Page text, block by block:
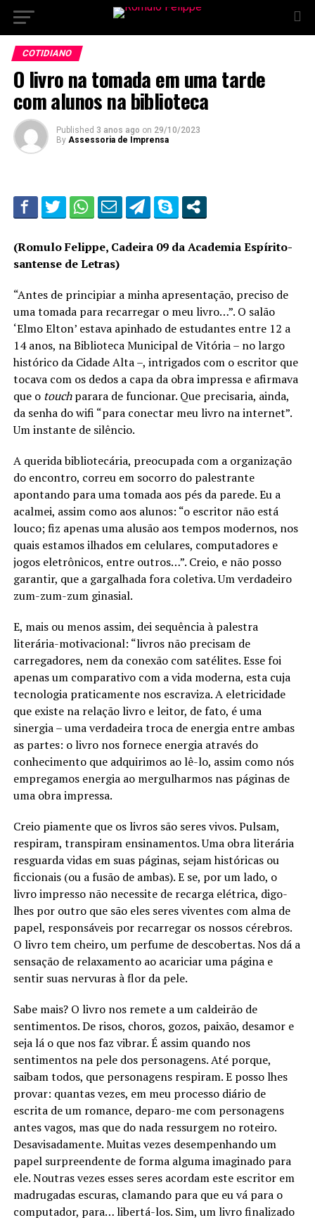
COTIDIANO
O livro na tomada em uma tarde
com alunos na biblioteca
Published 3 anos ago on 29/10/2023
By Assessoria de Imprensa
(Romulo Felippe, Cadeira 09 da Academia Espírito-
santense de Letras)
“Antes de principiar a minha apresentação, preciso de
uma tomada para recarregar o meu livro…”. O salão
‘Elmo Elton’ estava apinhado de estudantes entre 12 a
14 anos, na Biblioteca Municipal de Vitória – no largo
histórico da Cidade Alta –, intrigados com o escritor que
tocava com os dedos a capa da obra impressa e afirmava
que o touchparara de funcionar. Que precisaria, ainda,
da senha do wifi “para conectar meu livro na internet”.
Um instante de silêncio.
A querida bibliotecária, preocupada com a organização
do encontro, correu em socorro do palestrante
apontando para uma tomada aos pés da parede. Eu a
acalmei, assim como aos alunos: “o escritor não está
louco; fiz apenas uma alusão aos tempos modernos, nos
quais estamos ilhados em celulares, computadores e
jogos eletrônicos, entre outros…”. Creio, e não posso
garantir, que a gargalhada fora coletiva. Um verdadeiro
zum-zum-zum ginasial.
E, mais ou menos assim, dei sequência à palestra
literária-motivacional: “livros não precisam de
carregadores, nem da conexão com satélites. Esse foi
apenas um comparativo com a vida moderna, esta cuja
tecnologia praticamente nos escraviza. A eletricidade
que existe na relação livro e leitor, de fato, é uma
sinergia – uma verdadeira troca de energia entre ambas
as partes: o livro nos fornece energia através do
conhecimento que adquirimos ao lê-lo, assim como nós
empregamos energia ao mergulharmos nas páginas de
uma obra impressa.
Creio piamente que os livros são seres vivos. Pulsam,
respiram, transpiram ensinamentos. Uma obra literária
resguarda vidas em suas páginas, sejam históricas ou
ficcionais (ou a fusão de ambas). E se, por um lado, o
livro impresso não necessite de recarga elétrica, digo-
lhes por outro que são eles seres viventes com alma de
papel, responsáveis por recarregar os nossos cérebros.
O livro tem cheiro, um perfume de descobertas. Nos dá a
sensação de relaxamento ao acariciar uma página e
sentir suas nervuras à flor da pele.
Sabe mais? O livro nos remete a um caldeirão de
sentimentos. De risos, choros, gozos, paixão, desamor e
seja lá o que nos faz vibrar. É assim quando nos
sentimentos na pele dos personagens. Até porque,
saibam todos, que personagens respiram. E posso lhes
provar: quantas vezes, em meu processo diário de
escrita de um romance, deparo-me com personagens
antes vagos, mas que do nada ressurgem no roteiro.
Desavisadamente. Muitas vezes desempenhando um
papel surpreendente de forma alguma imaginado para
ele. Noutras vezes esses seres acordam este escritor em
madrugadas escuras, clamando para que eu vá para o
computador, para… libertá-los. Sim, um livro finalizado